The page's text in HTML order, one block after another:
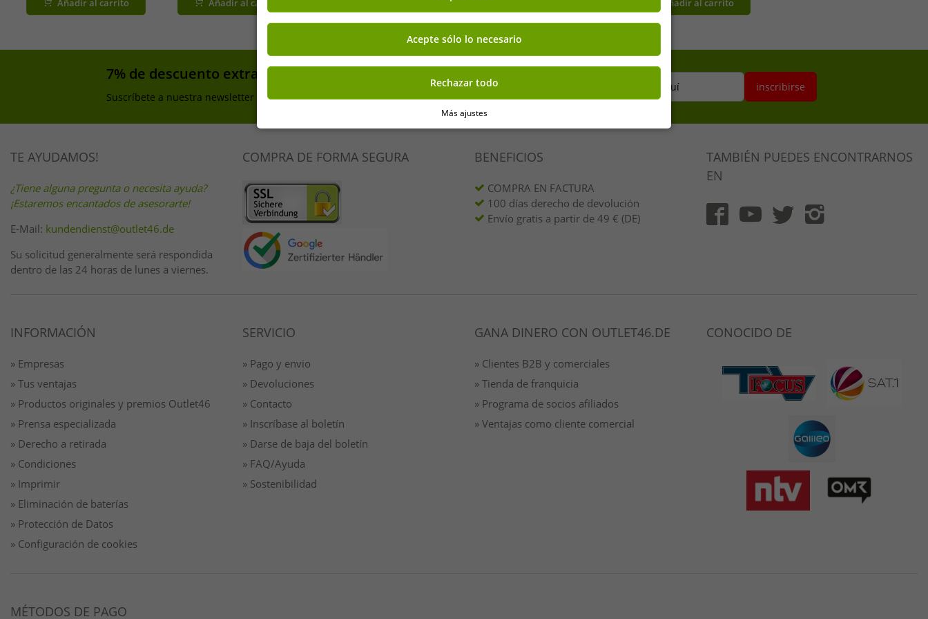
punto 53200 negro/blanco/gris
Añadir al carrito
punto 53200-7003 gris
claro/gris oscuro
Añadir al carrito
punto 53200-7000
negro/blanco/gris claro/gris
punto 53200-7001
negro/blanco/gris claro
punto 53200-7004 azul
real/azul oscuro/blanco
Añadir al carrito
7% de descuento extra en tu compra
Suscríbete a nuestra newsletter y consigue tu 7% de descuento extra
Tu dirección de correo electrónico aquí inscribirse
TE AYUDAMOS!
¿Tiene alguna pregunta o necesita ayuda?
¡Estaremos encantados de asesorarte!
E-Mail: kundendienst@outlet46.de
Su solicitud generalmente será respondida
dentro de las 24 horas de lunes a viernes.
COMPRA DE FORMA SEGURA BENEFICIOS
COMPRA EN FACTURA
100 días derecho de devolución
Envío gratis a partir de 49 € (DE)
TAMBIÉN PUEDES ENCONTRARNOS
EN
INFORMACIÓN
» Empresas
» Tus ventajas
» Productos originales y premios Outlet46
» Prensa especializada
» Derecho a retirada
» Condiciones
» Imprimir
» Eliminación de baterías
» Protección de Datos
» Configuración de cookies
SERVICIO
» Pago y envio
» Devoluciones
» Contacto
» Inscríbase al boletín
» Darse de baja del boletín
» FAQ/Ayuda
» Sostenibilidad
GANA DINERO CON OUTLET46.DE
» Clientes B2B y comerciales
» Tienda de franquicia
» Programa de socios afiliados
» Ventajas como cliente comercial
CONOCIDO DE
MÉTODOS DE PAGO
Acepte sólo lo necesario
Rechazar todo
Más ajustes